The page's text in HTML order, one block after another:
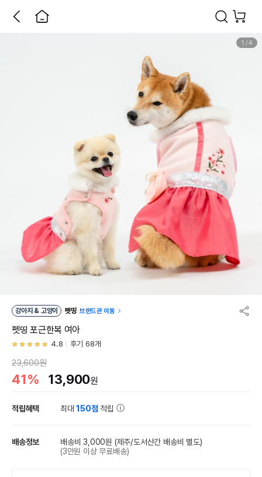
1 /4
강아지 & 고양이 펫띵 브랜드관 이동
펫띵 포근한복 여아
4.8 후기 68개
23,600원
41% 13,900원
적립혜택 최대150점 적립
배송정보 배송비 3,000원 (제주/도서산간 배송비 별도)
(3만원 이상 무료배송)